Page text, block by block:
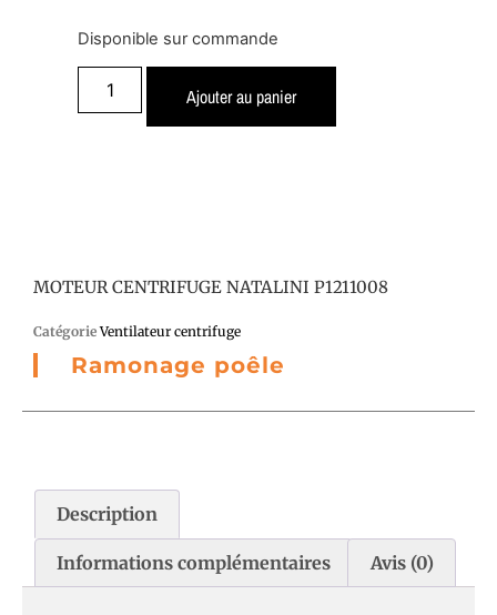
Disponible sur commande
Ajouter au panier
MOTEUR CENTRIFUGE NATALINI P1211008
Catégorie Ventilateur centrifuge
Ramonage poêle
Description
Informations complémentaires Avis (0)